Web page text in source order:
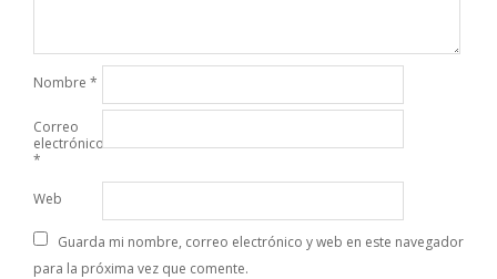
Nombre *
Correo
electrónico
*
Web
Guarda mi nombre, correo electrónico y web en este navegador
para la próxima vez que comente.